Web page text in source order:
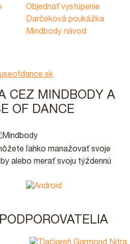
Objednať vystúpenie
Darčeková poukážka
Mindbody návod
CEZ MINDBODY A
OF DANCE
ľahko manažovať svoje
alebo merať svoju týždennú